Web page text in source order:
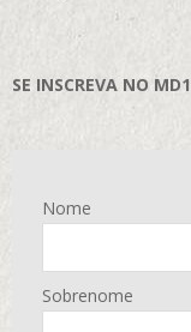
SE INSCREVA NO MD1
Nome
Sobrenome